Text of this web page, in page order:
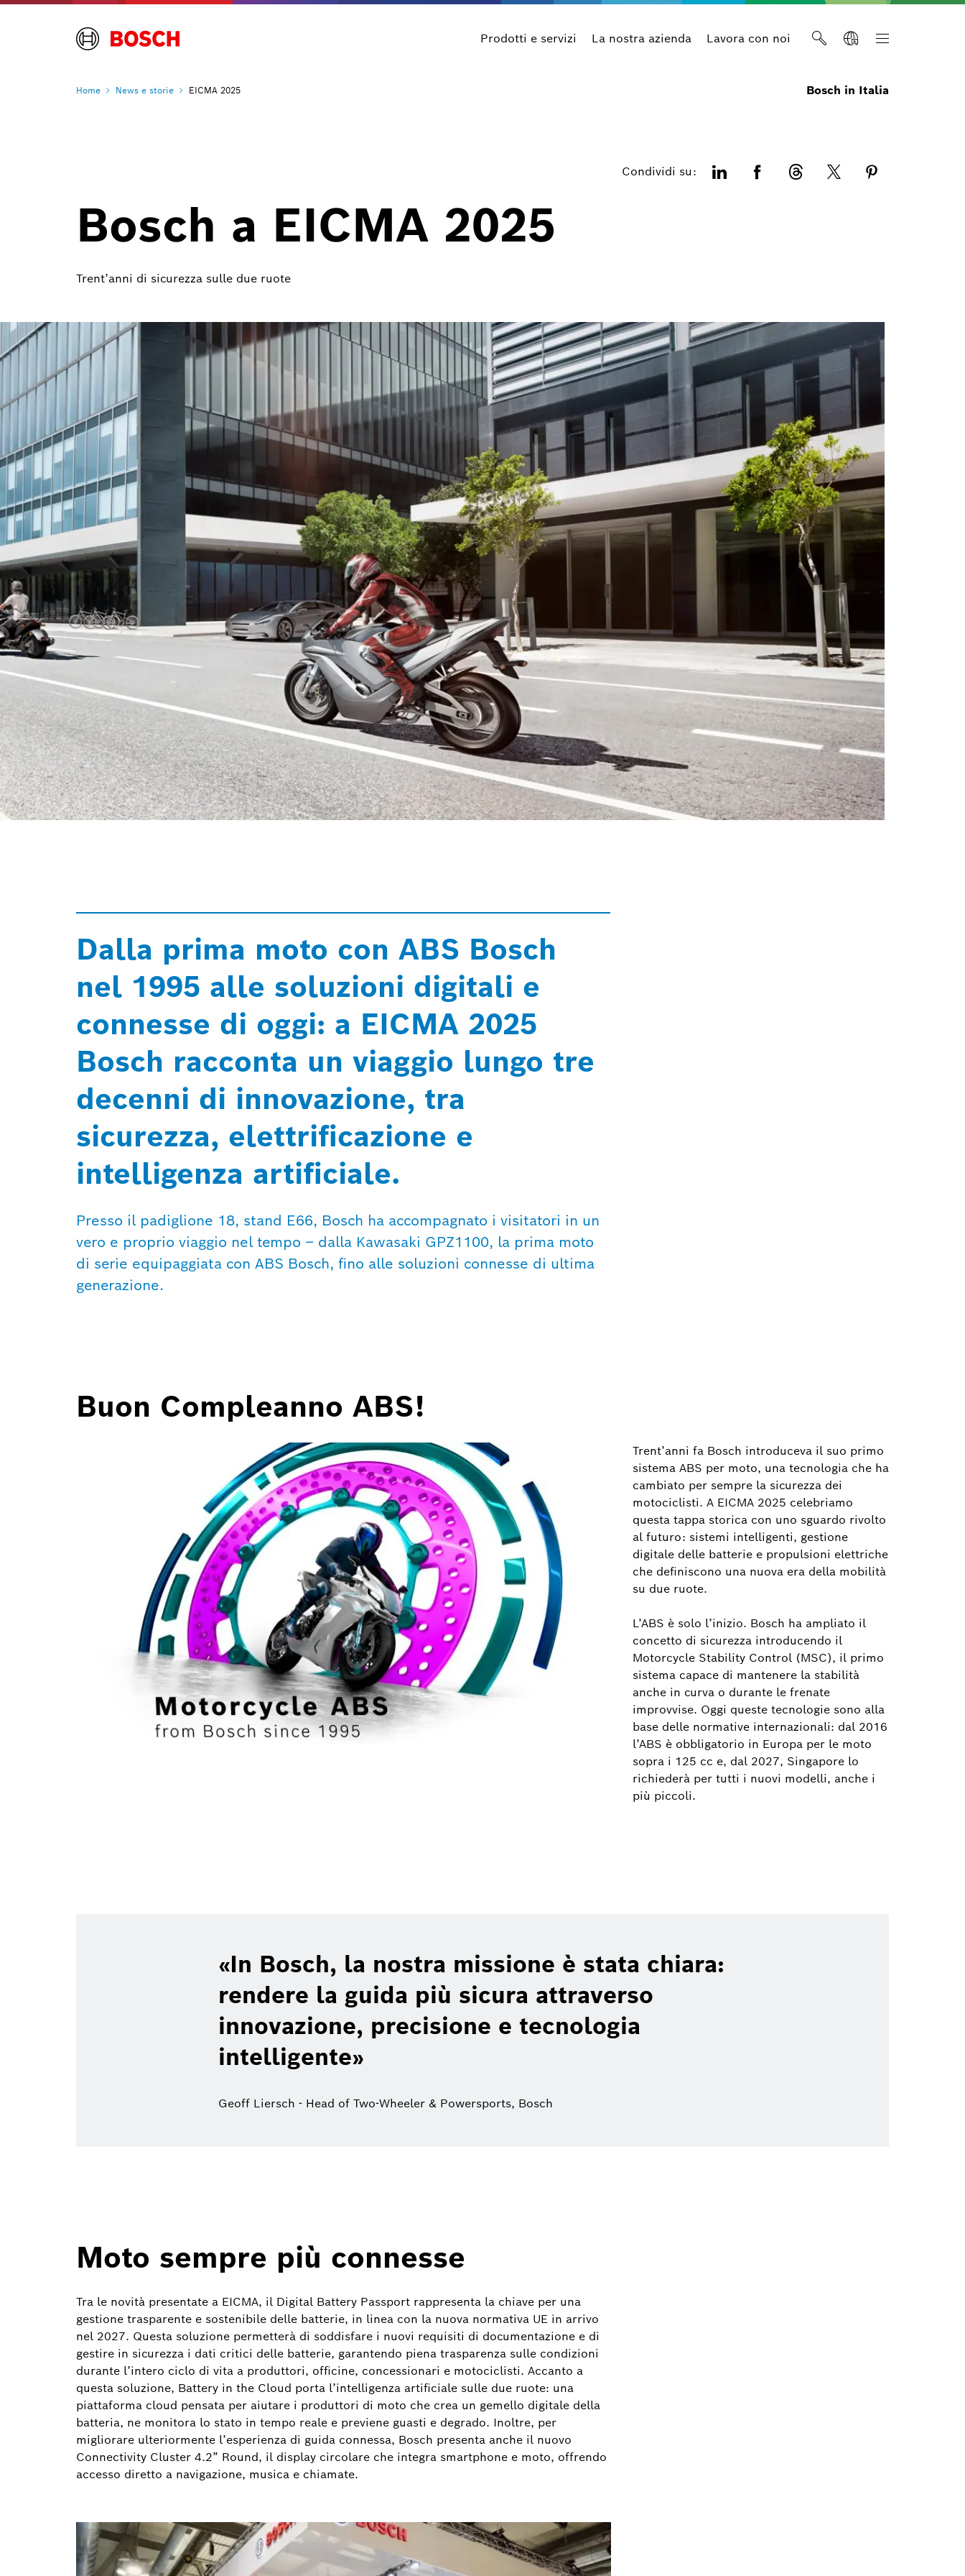
Prodotti e servizi La nostra azienda Lavora con noi
Home News e storie EICMA 2025 Bosch in Italia
Condividi su:
Bosch a EICMA 2025
Trent’anni di sicurezza sulle due ruote
Dalla prima moto con ABS Bosch
nel 1995 alle soluzioni digitali e
connesse di oggi: a EICMA 2025
Bosch racconta un viaggio lungo tre
decenni di innovazione, tra
sicurezza, elettrificazione e
intelligenza artificiale.
Presso il padiglione 18, stand E66, Bosch ha accompagnato i visitatori in un
vero e proprio viaggio nel tempo – dalla Kawasaki GPZ1100, la prima moto
di serie equipaggiata con ABS Bosch, fino alle soluzioni connesse di ultima
generazione.
Buon Compleanno ABS!
Trent’anni fa Bosch introduceva il suo primo
sistema ABS per moto, una tecnologia che ha
cambiato per sempre la sicurezza dei
motociclisti. A EICMA 2025 celebriamo
questa tappa storica con uno sguardo rivolto
al futuro: sistemi intelligenti, gestione
digitale delle batterie e propulsioni elettriche
che definiscono una nuova era della mobilità
su due ruote.
L’ABS è solo l’inizio. Bosch ha ampliato il
concetto di sicurezza introducendo il
Motorcycle Stability Control (MSC), il primo
sistema capace di mantenere la stabilità
anche in curva o durante le frenate
improvvise. Oggi queste tecnologie sono alla
base delle normative internazionali: dal 2016
l’ABS è obbligatorio in Europa per le moto
sopra i 125 cc e, dal 2027, Singapore lo
richiederà per tutti i nuovi modelli, anche i
più piccoli.
In Bosch, la nostra missione è stata chiara:
rendere la guida più sicura attraverso
innovazione, precisione e tecnologia
intelligente
Geoff Liersch - Head of Two-Wheeler & Powersports, Bosch
Moto sempre più connesse
Tra le novità presentate a EICMA, il Digital Battery Passport rappresenta la chiave per una
gestione trasparente e sostenibile delle batterie, in linea con la nuova normativa UE in arrivo
nel 2027. Questa soluzione permetterà di soddisfare i nuovi requisiti di documentazione e di
gestire in sicurezza i dati critici delle batterie, garantendo piena trasparenza sulle condizioni
durante l’intero ciclo di vita a produttori, officine, concessionari e motociclisti. Accanto a
questa soluzione, Battery in the Cloud porta l’intelligenza artificiale sulle due ruote: una
piattaforma cloud pensata per aiutare i produttori di moto che crea un gemello digitale della
batteria, ne monitora lo stato in tempo reale e previene guasti e degrado. Inoltre, per
migliorare ulteriormente l’esperienza di guida connessa, Bosch presenta anche il nuovo
Connectivity Cluster 4.2” Round, il display circolare che integra smartphone e moto, offrendo
accesso diretto a navigazione, musica e chiamate.